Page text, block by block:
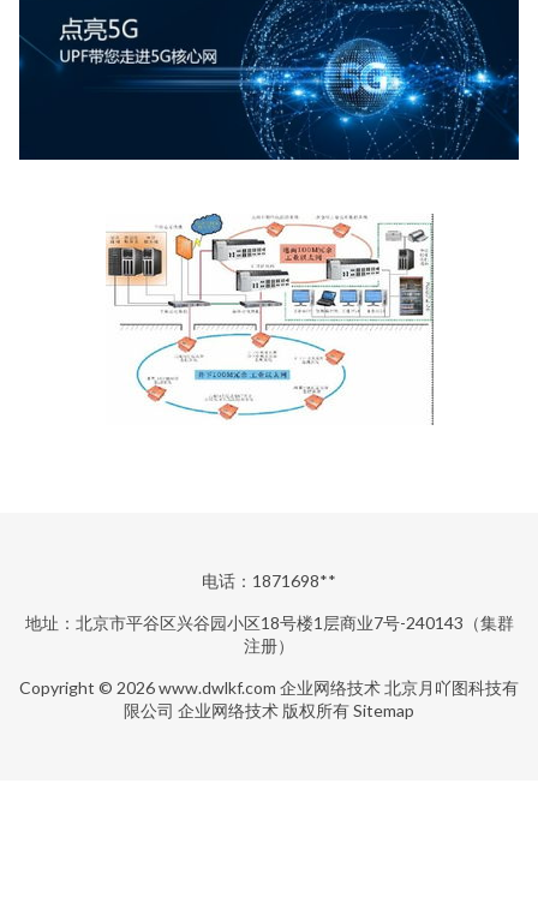
电话：1871698**
地址：北京市平谷区兴谷园小区18号楼1层商业7号-240143（集群
注册）
Copyright © 2026www.dwlkf.com 企业网络技术北京月吖图科技有
限公司 企业网络技术 版权所有Sitemap